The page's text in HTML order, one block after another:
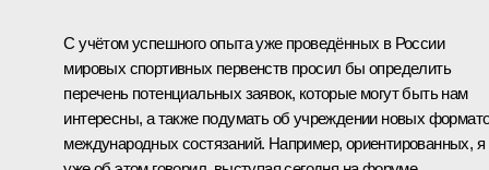
С учётом успешного опыта уже проведённых в России
мировых спортивных первенств просил бы определить
перечень потенциальных заявок, которые могут быть нам
интересны, а также подумать об учреждении новых
международных состязаний. Например, ориентированных, я